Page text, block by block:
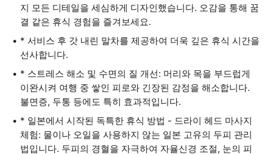
지 모든 디테일을 세심하게 디자인했습니다. 오감을 통해 꿈
결 같은 휴식 경험을 즐겨보세요.
* 서비스 후 갓 내린 말차를 제공하여 더욱 깊은 휴식 시간을
선사합니다.
* 스트레스 해소 및 수면의 질 개선: 머리와 목을 부드럽게
이완시켜 여행 중 쌓인 피로와 긴장된 감정을 해소합니다.
불면증, 두통 등에도 특히 효과적입니다.
* 일본에서 시작된 독특한 휴식 방법 - 드라이 헤드 마사지
체험: 물이나 오일을 사용하지 않는 일본 고유의 두피 관리
법입니다. 두피의 경혈을 자극하여 자율신경 조절, 눈의 피